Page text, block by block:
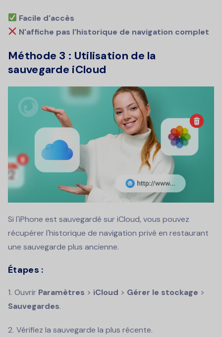
Facile d'accès
N'affiche pas l'historique de navigation complet
Méthode 3 : Utilisation de la
sauvegarde iCloud
Si l'iPhone est sauvegardé sur iCloud, vous pouvez
récupérer l'historique de navigation privé en restaurant
une sauvegarde plus ancienne.
Étapes :
Ouvrir Paramètres > iCloud > Gérer le stockage >
Sauvegardes.
Vérifiez la sauvegarde la plus récente.